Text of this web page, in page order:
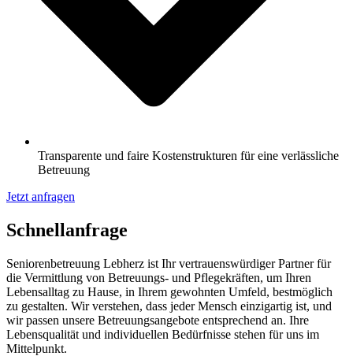
Transparente und faire Kostenstrukturen für eine verlässliche
Betreuung
Jetzt anfragen
Schnell­anfrage
Seniorenbetreuung Lebherz ist Ihr vertrauenswürdiger Partner für
die Vermittlung von Betreuungs- und Pflegekräften, um Ihren
Lebensalltag zu Hause, in Ihrem gewohnten Umfeld, bestmöglich
zu gestalten. Wir verstehen, dass jeder Mensch einzigartig ist, und
wir passen unsere Betreuungsangebote entsprechend an. Ihre
Lebensqualität und individuellen Bedürfnisse stehen für uns im
Mittelpunkt.